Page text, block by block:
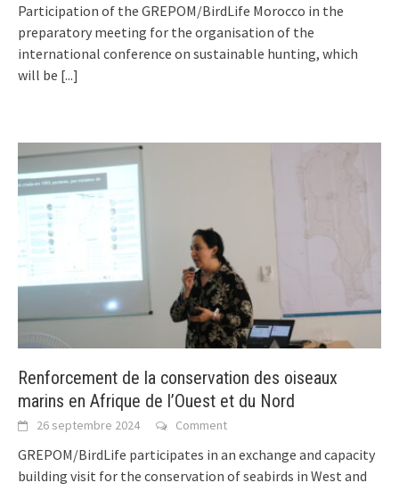
Participation of the GREPOM/BirdLife Morocco in the
preparatory meeting for the organisation of the
international conference on sustainable hunting, which
will be [...]
Renforcement de la conservation des oiseaux
marins en Afrique de l’Ouest et du Nord
26 septembre 2024 Comment
GREPOM/BirdLife participates in an exchange and capacity
building visit for the conservation of seabirds in West and